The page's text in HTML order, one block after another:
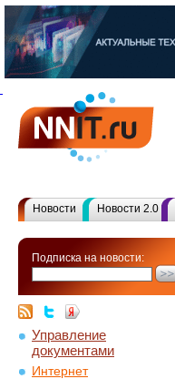
Новости Новости 2.0
Подписка на новости:
Управление
документами
Интернет